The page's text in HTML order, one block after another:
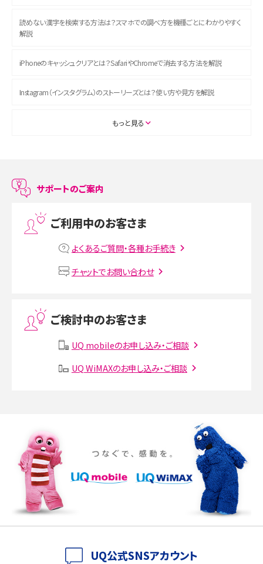
読めない漢字を検索する方法は？スマホでの調べ方を機種ごとにわかりやすく
解説
iPhoneのキャッシュクリアとは？SafariやChromeで消去する方法を解説
Instagram（インスタグラム）のストーリーズとは？使い方や見方を解説
ASMRとは？初心者向けの代表ジャンルや楽しみ方を解説
LINEで友だちを削除する方法は？方法ごとの影響や復活・復元する方法も解説
プリペイドSIMとは？種類やメリット・デメリット、利用までの流れを解説
VPN接続とは？仕組みや必要性、メリット・デメリット、接続方法を解説
Instagram（インスタグラム）でスクショするとバレる？バレるケースや撮り方も解
SMSとは？料金やできること、注意点や届かない時の対処法を解説
iPhone 16eとiPhone SE（第3世代）の違いは？サイズやスペックを比較して解説
iPhone 16eとiPhone 14を徹底比較！スペック・機能の違いをわかりやすく紹介
iPhone 16シリーズのモデルを比較！価格・サイズ・カメラ性能の違いを徹底解説
iPhone 16とiPhone 15の違いは？カメラ・スペック・機能を徹底比較
もっと見る
サポートのご案内
ご利用中のお客さま
よくあるご質問・各種お手続き
チャットでお問い合わせ
ご検討中のお客さま
UQ mobileのお申し込み・ご相談
UQ WiMAXのお申し込み・ご相談
UQ公式SNSアカウント